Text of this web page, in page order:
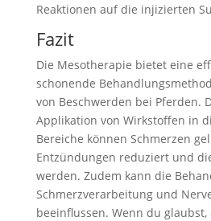
Reaktionen auf die injizierten
Fazit
Die Mesotherapie bietet eine
schonende
von Beschwerden bei Pferden.
Applikation von Wirkstoffen in
Bereiche können Schmerzen
Entzündungen reduziert und
werden. Zudem kann die
Schmerzverarbeitung und
beeinflussen. Wenn du